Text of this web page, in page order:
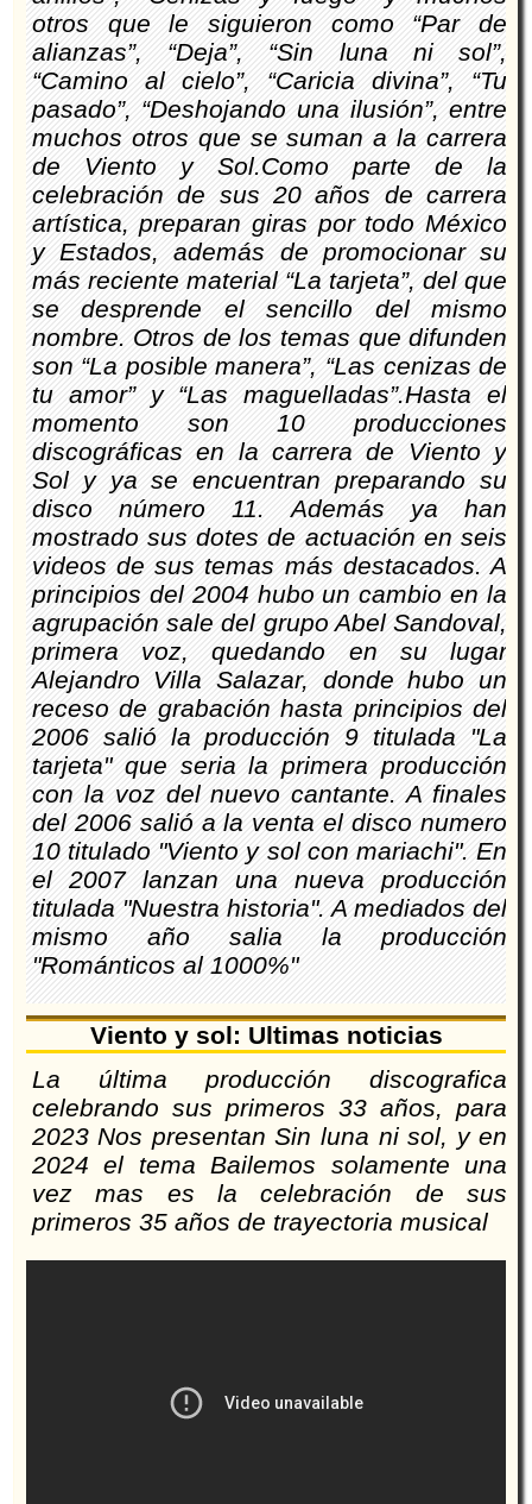
otros que le siguieron como “Par de
alianzas”, “Deja”, “Sin luna ni sol”,
“Camino al cielo”, “Caricia divina”, “Tu
pasado”, “Deshojando una ilusión”, entre
muchos otros que se suman a la carrera
de Viento y Sol.Como parte de la
celebración de sus 20 años de carrera
artística, preparan giras por todo México
y Estados, además de promocionar su
más reciente material “La tarjeta”, del que
se desprende el sencillo del mismo
nombre. Otros de los temas que difunden
son “La posible manera”, “Las cenizas de
tu amor” y “Las maguelladas”.Hasta el
momento son 10 producciones
discográficas en la carrera de Viento y
Sol y ya se encuentran preparando su
disco número 11. Además ya han
mostrado sus dotes de actuación en seis
videos de sus temas más destacados. A
principios del 2004 hubo un cambio en la
agrupación sale del grupo Abel Sandoval,
primera voz, quedando en su lugar
Alejandro Villa Salazar, donde hubo un
receso de grabación hasta principios del
2006 salió la producción 9 titulada "La
tarjeta" que seria la primera producción
con la voz del nuevo cantante. A finales
del 2006 salió a la venta el disco numero
10 titulado "Viento y sol con mariachi". En
el 2007 lanzan una nueva producción
titulada "Nuestra historia". A mediados del
mismo año salia la producción
"Románticos al 1000%"
Viento y sol: Ultimas noticias
La última producción discografica
celebrando sus primeros 33 años, para
2023 Nos presentan Sin luna ni sol, y en
2024 el tema Bailemos solamente una
vez mas es la celebración de sus
primeros 35 años de trayectoria musical